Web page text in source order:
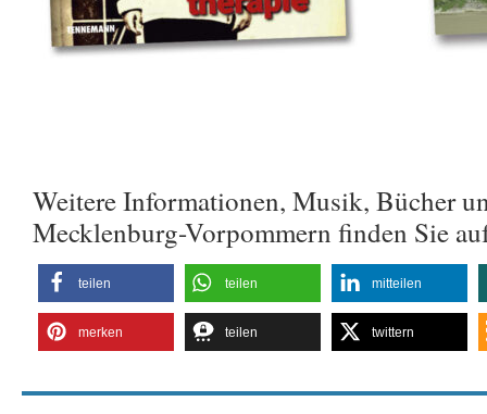
Weitere Informationen, Musik, Bücher
Mecklenburg-Vorpommern finden Sie
teilen teilen mitteilen
merken teilen twittern